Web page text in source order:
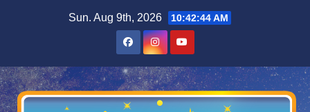
Sun. Aug 9th, 2026 10:42:45 AM